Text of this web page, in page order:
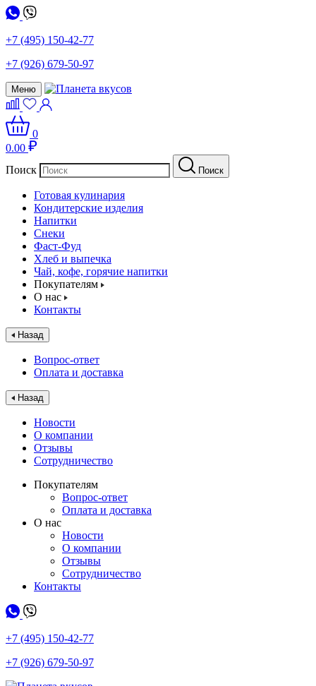
+7 (495) 150-42-77
+7 (926) 679-50-97
Меню
0
0.00
Поиск
Поиск
Готовая кулинария
Кондитерские изделия
Напитки
Снеки
Фаст-Фуд
Хлеб и выпечка
Чай, кофе, горячие напитки
Покупателям
О нас
Контакты
Назад
Вопрос-ответ
Оплата и доставка
Назад
Новости
О компании
Отзывы
Сотрудничество
Покупателям
Вопрос-ответ
Оплата и доставка
О нас
Новости
О компании
Отзывы
Сотрудничество
Контакты
+7 (495) 150-42-77
+7 (926) 679-50-97